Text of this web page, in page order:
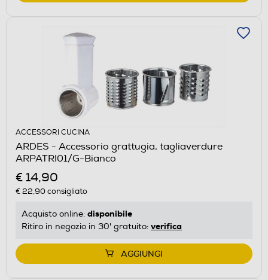
ACCESSORI CUCINA
ARDES - Accessorio grattugia, tagliaverdure
ARPATRI01/G-Bianco
€ 14,90
€ 22,90consigliato
Acquisto online: disponibile
Ritiro in negozio in 30' gratuito: verifica
AGGIUNGI